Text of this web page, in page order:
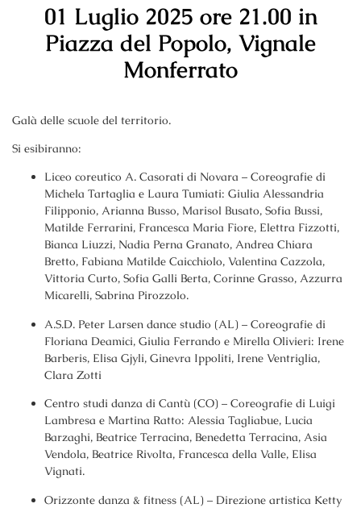
01 Luglio 2025 ore 21.00 in
Piazza del Popolo, Vignale
Monferrato
Galà delle scuole del territorio.
Si esibiranno:
Liceo coreutico A. Casorati di Novara – Coreografie di
Michela Tartaglia e Laura Tumiati: Giulia Alessandria
Filipponio, Arianna Busso, Marisol Busato, Sofia Bussi,
Matilde Ferrarini, Francesca Maria Fiore, Elettra Fizzotti,
Bianca Liuzzi, Nadia Perna Granato, Andrea Chiara
Bretto, Fabiana Matilde Caicchiolo, Valentina Cazzola,
Vittoria Curto, Sofia Galli Berta, Corinne Grasso, Azzurra
Micarelli, Sabrina Pirozzolo.
A.S.D. Peter Larsen dance studio (AL) – Coreografie di
Floriana Deamici, Giulia Ferrando e Mirella Olivieri: Irene
Barberis, Elisa Gjyli, Ginevra Ippoliti, Irene Ventriglia,
Clara Zotti
Centro studi danza di Cantù (CO) – Coreografie di Luigi
Lambresa e Martina Ratto: Alessia Tagliabue, Lucia
Barzaghi, Beatrice Terracina, Benedetta Terracina, Asia
Vendola, Beatrice Rivolta, Francesca della Valle, Elisa
Vignati.
Orizzonte danza & fitness (AL) – Direzione artistica Ketty